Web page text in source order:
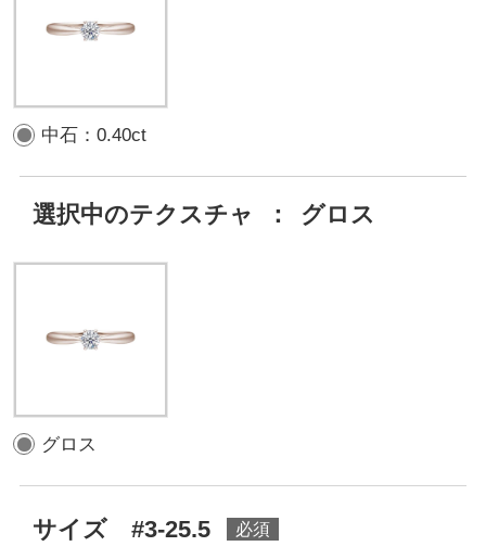
中石：0.40ct
選択中のテクスチャ ： グロス
グロス
サイズ #3-25.5